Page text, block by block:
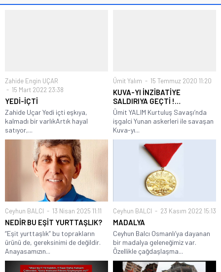
Zahide Engin UÇAR
15 Mart 2022 23:38
YEDİ-İÇTİ
Zahide Uçar Yedi içti eşkıya,
kalmadı bir varlıkArtık hayal
satıyor,...
Ümit Yalım 15 Temmuz 2020 11:20
KUVA-YI İNZİBATİYE
SALDIRIYA GEÇTİ !…
Ümit YALIM Kurtuluş Savaşı’nda
işgalci Yunan askerleri ile savaşan
Kuva-yı...
Ceyhun BALCI 13 Nisan 2025 11:11
NEDİR BU EŞİT YURTTAŞLIK?
“Eşit yurttaşlık” bu toprakların
ürünü de, gereksinimi de değildir.
Anayasamızın...
Ceyhun BALCI 23 Kasım 2022 15:13
MADALYA
Ceyhun Balcı Osmanlı’ya dayanan
bir madalya geleneğimiz var.
Özellikle çağdaşlaşma...